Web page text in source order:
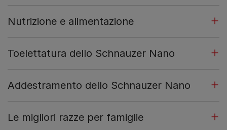
Nutrizione e alimentazione
Toelettatura dello Schnauzer Nano
Addestramento dello Schnauzer Nano
Le migliori razze per famiglie